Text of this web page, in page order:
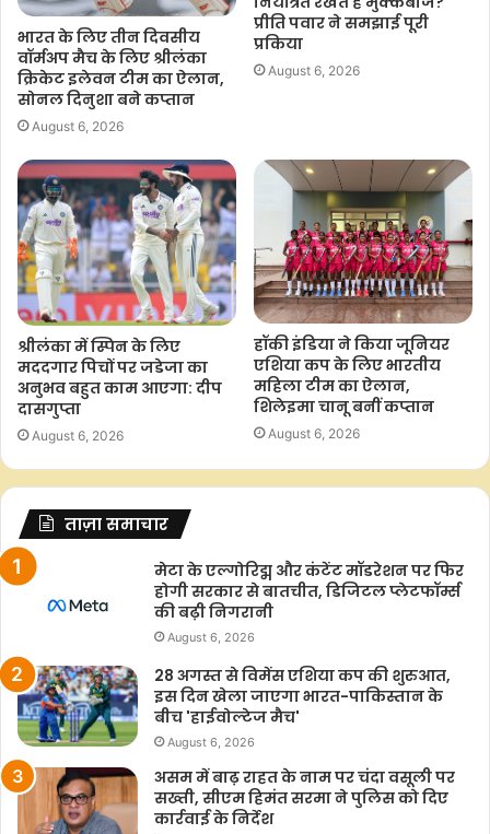
भारत के लिए तीन दिवसीय
वॉर्मअप मैच के लिए श्रीलंका
क्रिकेट इलेवन टीम का ऐलान,
सोनल दिनुशा बने कप्तान
August 6, 2026
प्रीति पवार ने समझाई पूरी
प्रकिया
August 6, 2026
श्रीलंका में स्पिन के लिए
मददगार पिचों पर जडेजा का
अनुभव बहुत काम आएगा: दीप
दासगुप्ता
August 6, 2026
हॉकी इंडिया ने किया जूनियर
एशिया कप के लिए भारतीय
महिला टीम का ऐलान,
शिलेइमा चानू बनीं कप्तान
August 6, 2026
ताज़ा समाचार
मेटा के एल्गोरिद्म और कंटेंट मॉडरेशन पर फिर
होगी सरकार से बातचीत, डिजिटल प्लेटफॉर्म्स
की बढ़ी निगरानी
August 6, 2026
28 अगस्त से विमेंस एशिया कप की शुरुआत,
इस दिन खेला जाएगा भारत-पाकिस्तान के
बीच 'हाईवोल्टेज मैच'
August 6, 2026
असम में बाढ़ राहत के नाम पर चंदा वसूली पर
सख्ती, सीएम हिमंत सरमा ने पुलिस को दिए
कार्रवाई के निर्देश